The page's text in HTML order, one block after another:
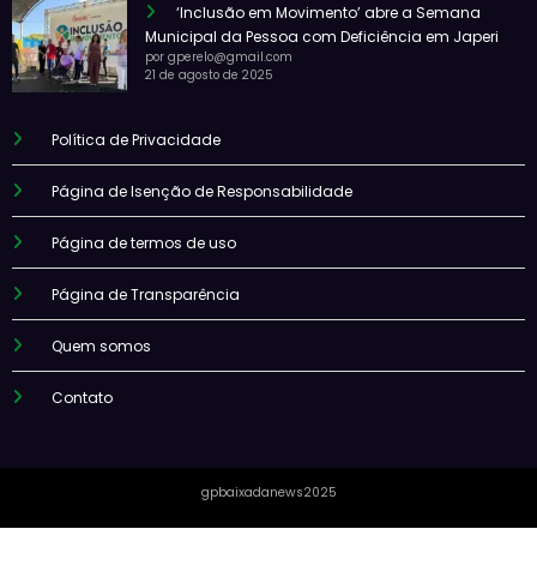
‘Inclusão em Movimento’ abre a Semana
Municipal da Pessoa com Deficiência em Japeri
por gperelo@gmail.com
21 de agosto de 2025
Política de Privacidade
Página de Isenção de Responsabilidade
Página de termos de uso
Página de Transparência
Quem somos
Contato
gpbaixadanews2025